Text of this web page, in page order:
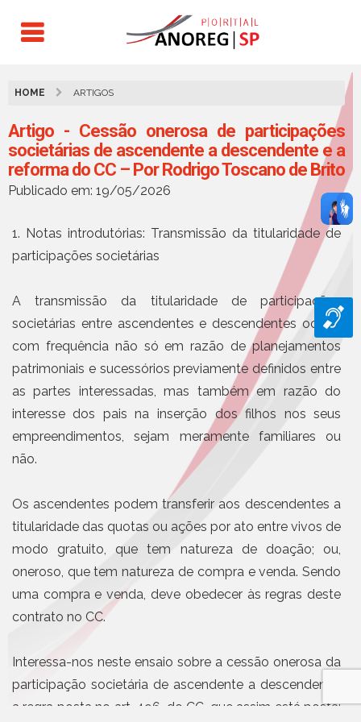
HOME ARTIGOS
Artigo - Cessão onerosa de participações
societárias de ascendente a descendente e a
reforma do CC – Por Rodrigo Toscano de Brito
Publicado em: 19/05/2026
1. Notas introdutórias: Transmissão da titularidade de
participações societárias
A transmissão da titularidade de participações
societárias entre ascendentes e descendentes ocorre
com frequência não só em razão de planejamentos
patrimoniais e sucessórios previamente definidos entre
as partes interessadas, mas também em razão do
interesse dos pais na inserção dos filhos nos seus
empreendimentos, sejam meramente familiares ou
não.
Os ascendentes podem transferir aos descendentes a
titularidade das quotas ou ações por ato entre vivos de
modo gratuito, que tem natureza de doação; ou,
oneroso, que tem natureza de compra e venda. Sendo
uma compra e venda, deve obedecer às regras deste
contrato no CC.
Interessa-nos neste ensaio sobre a cessão onerosa da
participação societária de ascendente a descendente,
a regra posta no art. 496, do CC, que assim está posta: